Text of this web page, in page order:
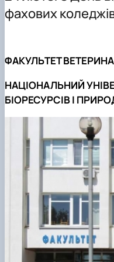
Навчально-
Збірники
фахових
ФАКУЛЬТЕТ
НАЦІОНАЛЬНИЙ
БІОРЕСУРСІВ І